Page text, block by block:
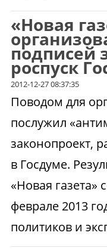
«Новая
подписей
роспуск
2012-12-27 08:37:35
Поводом для
послужил
законопроект,
в Госдуме.
«Новая газета»
феврале 2013
политиков и